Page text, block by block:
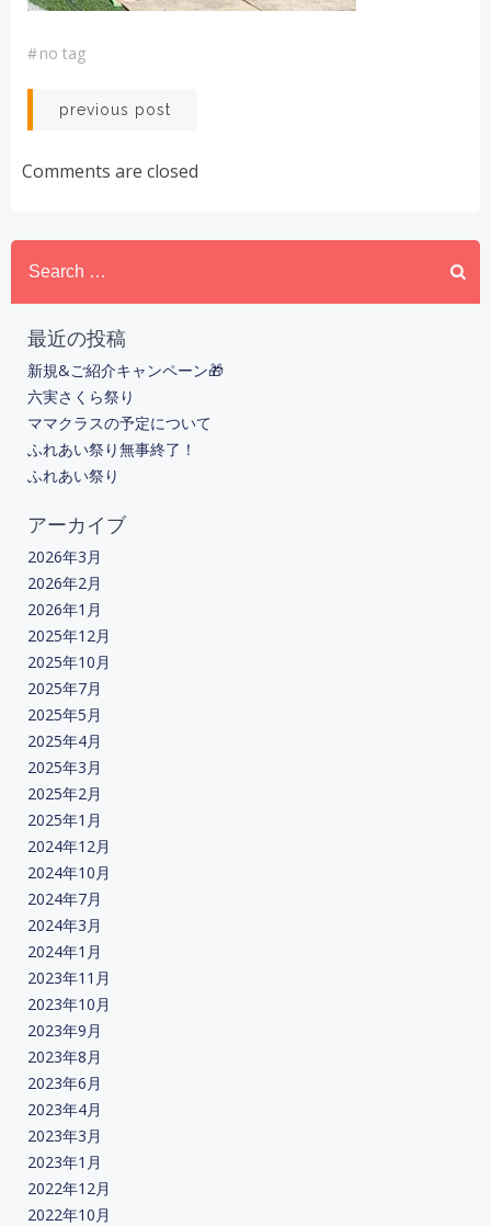
#no tag
投
稿
ビ
ゲ
ー
シ
ョ
ン
previous post
Comments are closed
Search
for:
最近の投稿
新規&ご紹介キャンペーン🎁
六実さくら祭り
ママクラスの予定について
ふれあい祭り無事終了！
ふれあい祭り
アーカイブ
2026年3月
2026年2月
2026年1月
2025年12月
2025年10月
2025年7月
2025年5月
2025年4月
2025年3月
2025年2月
2025年1月
2024年12月
2024年10月
2024年7月
2024年3月
2024年1月
2023年11月
2023年10月
2023年9月
2023年8月
2023年6月
2023年4月
2023年3月
2023年1月
2022年12月
2022年10月